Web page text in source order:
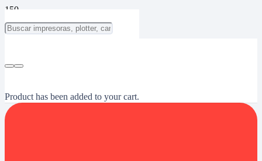
Product has been added to your cart.